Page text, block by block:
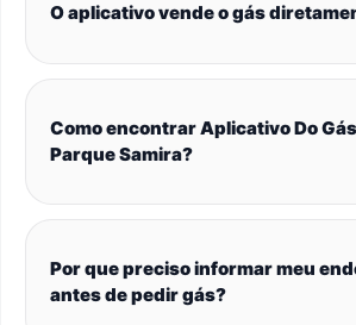
O aplicativo vende o gás
Como encontrar Aplicativo Do
Parque Samira?
Por que preciso informar meu
antes de pedir gás?